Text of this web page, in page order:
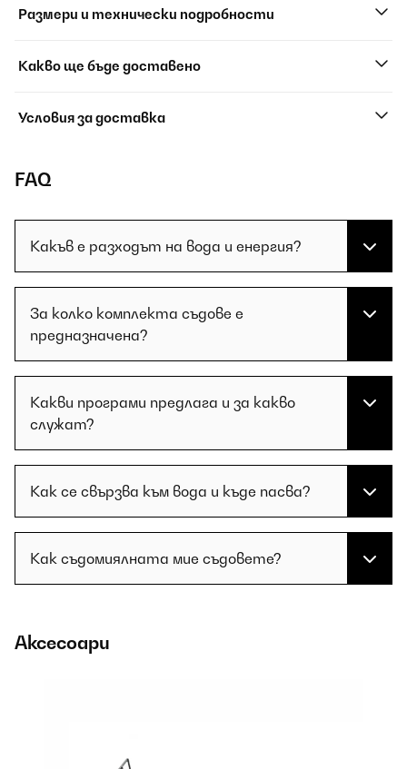
Размери и технически подробности
Какво ще бъде доставено
Условия за доставка
FAQ
Какъв е разходът на вода и енергия?
За колко комплекта съдове е
предназначена?
Какви програми предлага и за какво
служат?
Как се свързва към вода и къде пасва?
Как съдомиялната мие съдовете?
Аксесоари